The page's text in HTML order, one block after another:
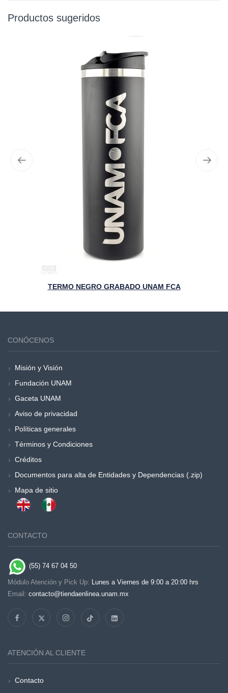
Productos sugeridos
TERMO NEGRO GRABADO UNAM FCA
CONÓCENOS
Misión y Visión
Fundación UNAM
Gaceta UNAM
Aviso de privacidad
Políticas generales
Términos y Condiciones
Créditos
Documentos para alta de Entidades y Dependencias (.zip)
Mapa de sitio
CONTACTO
(55) 74 67 04 50
Módulo Atención y Pick Up: Lunes a Viernes de 9:00 a 20:00 hrs
Email: contacto@tiendaenlinea.unam.mx
ATENCIÓN AL CLIENTE
Contacto